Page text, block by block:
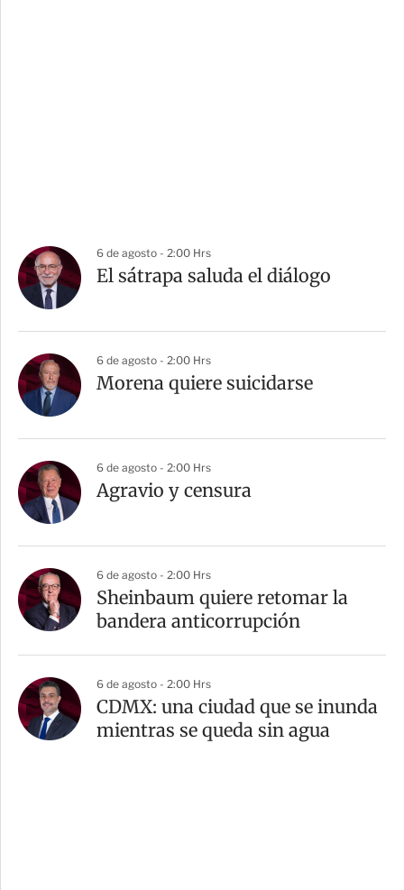
6 de agosto - 2:00 Hrs
El sátrapa saluda el diálogo
6 de agosto - 2:00 Hrs
Morena quiere suicidarse
6 de agosto - 2:00 Hrs
Agravio y censura
6 de agosto - 2:00 Hrs
Sheinbaum quiere retomar la
bandera anticorrupción
6 de agosto - 2:00 Hrs
CDMX: una ciudad que se inunda
mientras se queda sin agua